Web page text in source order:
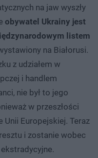
na jaw wyszły
obywatel Ukrainy jest
listem
na Białorusi.
z udziałem w
i handlem
nie był to jego
w przeszłości
Unii Europejskiej. Teraz
i zostanie wobec